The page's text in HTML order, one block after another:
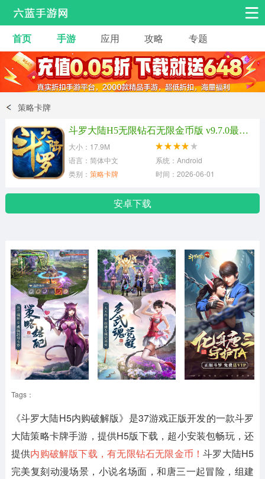
安卓手游 手游工具
热门手游 角色扮演 益智休闲
动作射击
冒险解谜
体育竞技
首页 手游 应用 攻略 专题
策略卡牌
斗罗大陆H5无限钻石无限金币版 v9.7.0最新版
大小：17.9M
语言：简体中文
系统：Android
类别： 策略卡牌 时间：2026-06-01
安卓下载
Tags：
《斗罗大陆H5内购破解版》 是37游戏正版开发的一款斗罗
大陆策略卡牌手游，提供H5版下载，超小安装包畅玩，还
提供内购破解版下载，有无限钻石无限金币！斗罗大陆H5
完美复刻动漫场景，小说名场面，和唐三一起冒险，组建